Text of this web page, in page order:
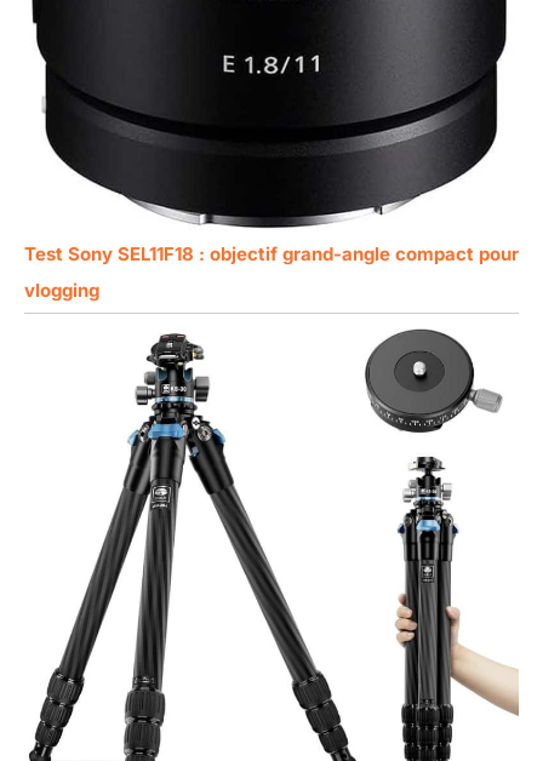
Test Sony SEL11F18 : objectif grand-angle compact pour
vlogging